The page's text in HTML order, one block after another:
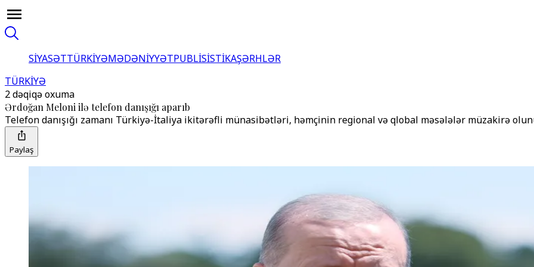
SİYASƏTTÜRKİYƏMƏDƏNİYYƏTPUBLİSİSTİKAŞƏRHLƏR
TÜRKİYƏ
2 dəqiqə oxuma
Ərdoğan Meloni ilə telefon danışığı aparıb
Telefon danışığı zamanı Türkiyə-İtaliya ikitərəfli münasibətləri, həmçinin regional və qlobal məsələlər müzakirə
Paylaş